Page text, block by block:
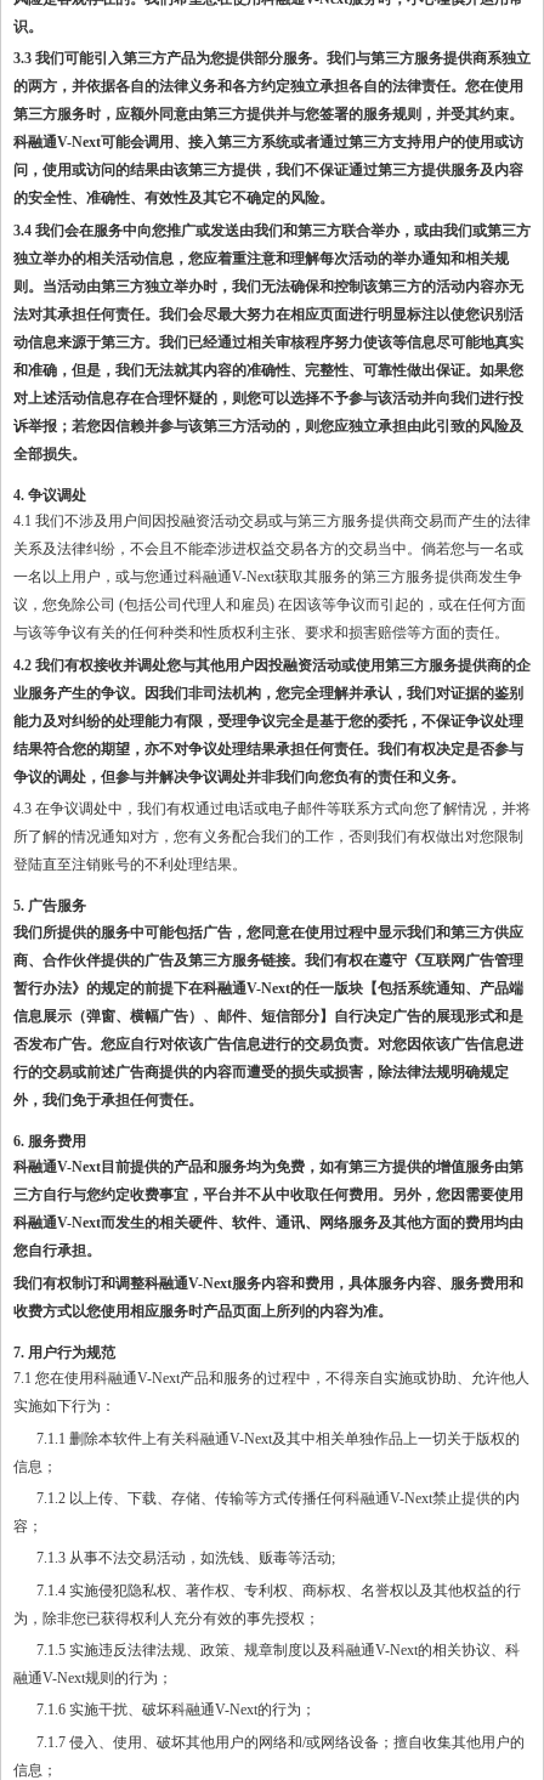
识。
3.3 我们可能引入第三方产品为您提供部分服务。我们与第三方服务提供商系独立
的两方，并依据各自的法律义务和各方约定独立承担各自的法律责任。您在使用
第三方服务时，应额外同意由第三方提供并与您签署的服务规则，并受其约束。
科融通V-Next可能会调用、接入第三方系统或者通过第三方支持用户的使用或访
问，使用或访问的结果由该第三方提供，我们不保证通过第三方提供服务及内容
的安全性、准确性、有效性及其它不确定的风险。
3.4 我们会在服务中向您推广或发送由我们和第三方联合举办，或由我们或第三方
独立举办的相关活动信息，您应着重注意和理解每次活动的举办通知和相关规
则。当活动由第三方独立举办时，我们无法确保和控制该第三方的活动内容亦无
法对其承担任何责任。我们会尽最大努力在相应页面进行明显标注以使您识别活
动信息来源于第三方。我们已经通过相关审核程序努力使该等信息尽可能地真实
和准确，但是，我们无法就其内容的准确性、完整性、可靠性做出保证。如果您
对上述活动信息存在合理怀疑的，则您可以选择不予参与该活动并向我们进行投
诉举报；若您因信赖并参与该第三方活动的，则您应独立承担由此引致的风险及
全部损失。
4. 争议调处
4.1 我们不涉及用户间因投融资活动交易或与第三方服务提供商交易而产生的法律
关系及法律纠纷，不会且不能牵涉进权益交易各方的交易当中。倘若您与一名或
一名以上用户，或与您通过科融通V-Next获取其服务的第三方服务提供商发生争
议，您免除公司 (包括公司代理人和雇员) 在因该等争议而引起的，或在任何方面
与该等争议有关的任何种类和性质权利主张、要求和损害赔偿等方面的责任。
4.2 我们有权接收并调处您与其他用户因投融资活动或使用第三方服务提供商的企
业服务产生的争议。因我们非司法机构，您完全理解并承认，我们对证据的鉴别
能力及对纠纷的处理能力有限，受理争议完全是基于您的委托，不保证争议处理
结果符合您的期望，亦不对争议处理结果承担任何责任。我们有权决定是否参与
争议的调处，但参与并解决争议调处并非我们向您负有的责任和义务。
4.3 在争议调处中，我们有权通过电话或电子邮件等联系方式向您了解情况，并将
所了解的情况通知对方，您有义务配合我们的工作，否则我们有权做出对您限制
登陆直至注销账号的不利处理结果。
5. 广告服务
我们所提供的服务中可能包括广告，您同意在使用过程中显示我们和第三方供应
商、合作伙伴提供的广告及第三方服务链接。我们有权在遵守《互联网广告管理
暂行办法》的规定的前提下在科融通V-Next的任一版块【包括系统通知、产品端
信息展示（弹窗、横幅广告）、邮件、短信部分】自行决定广告的展现形式和是
否发布广告。您应自行对依该广告信息进行的交易负责。对您因依该广告信息进
行的交易或前述广告商提供的内容而遭受的损失或损害，除法律法规明确规定
外，我们免于承担任何责任。
6. 服务费用
科融通V-Next目前提供的产品和服务均为免费，如有第三方提供的增值服务由第
三方自行与您约定收费事宜，平台并不从中收取任何费用。另外，您因需要使用
科融通V-Next而发生的相关硬件、软件、通讯、网络服务及其他方面的费用均由
您自行承担。
我们有权制订和调整科融通V-Next服务内容和费用，具体服务内容、服务费用和
收费方式以您使用相应服务时产品页面上所列的内容为准。
7. 用户行为规范
7.1 您在使用科融通V-Next产品和服务的过程中，不得亲自实施或协助、允许他人
实施如下行为：
7.1.1 删除本软件上有关科融通V-Next及其中相关单独作品上一切关于版权的
信息；
7.1.2 以上传、下载、存储、传输等方式传播任何科融通V-Next禁止提供的内
容；
7.1.3 从事不法交易活动，如洗钱、贩毒等活动;
7.1.4 实施侵犯隐私权、著作权、专利权、商标权、名誉权以及其他权益的行
为，除非您已获得权利人充分有效的事先授权；
7.1.5 实施违反法律法规、政策、规章制度以及科融通V-Next的相关协议、科
融通V-Next规则的行为；
7.1.6 实施干扰、破坏科融通V-Next的行为；
7.1.7 侵入、使用、破坏其他用户的网络和/或网络设备；擅自收集其他用户的
信息；